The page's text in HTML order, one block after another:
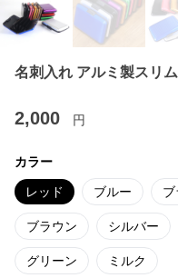
名刺入れ アルミ製スリ
2,000 円
カラー
レッド ブルー ブ
ブラウン シルバー
グリーン ミルク